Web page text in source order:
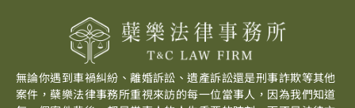
無論你遇到車禍糾紛、離婚訴訟、遺產訴訟還是刑事詐欺等其他
案件，蘗樂法律事務所重視來訪的每一位當事人，因為我們知道